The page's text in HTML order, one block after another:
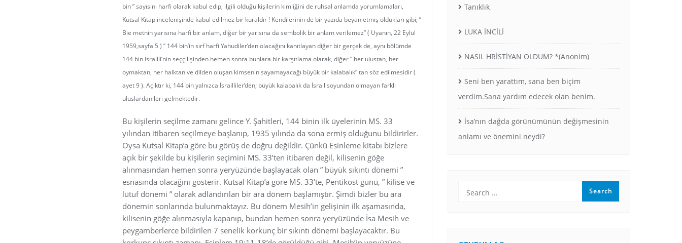
bin ” sayısını harfi olarak kabul edip, ilgili olduğu kişilerin kimliğini de ruhsal anlamda yorumlamaları,
Kutsal Kitap incelenişinde kabul edilmez bir kuraldır ! Kendilerinin de bir yazıda beyan etmiş oldukları gibi; ”
Bie metnin yarısına harfi bir anlam, diğer bir yarısına da sembolik bir anlam verilemez” ( Uyanın, 22 Eylül
1959,sayfa 5 ) ” 144 bin’in sırf harfi Yahudiler’den olacağını kanıtlayan diğer bir gerçek de, aynı bölümde
144 bin İsrailli’nin seççilişinden hemen sonra bunlara bir karşıtlama olarak, diğer ” her ulustan, her
oymaktan, her halktan ve dilden oluşan kimsenin sayamayacağı büyük bir kalabalık” tan söz edilmesidir (
ayet 9 ). Açıktır ki, 144 bin yalnızca İsrailliler’den; büyük kalabalık da İsrail soyundan olmayan farklı
uluslardanileri gelmektedir.
Bu kişilerin seçilme zamanı gelince Y. Şahitleri, 144 binin ilk üyelerinin MS. 33
yılından itibaren seçilmeye başlanıp, 1935 yılında da sona ermiş olduğunu bildirirler.
Oysa Kutsal Kitap’a göre bu görüş de doğru değildir. Çünkü Esinleme kitabı bizlere
açık bir şekilde bu kişilerin seçimini MS. 33’ten itibaren değil, kilisenin göğe
alınmasından hemen sonra yeryüzünde başlayacak olan ” büyük sıkıntı dönemi ”
esnasında olacağını gösterir. Kutsal Kitap’a göre MS. 33’te, Pentikost günü, ” kilise ve
lütuf dönemi ” olarak adlandırılan bir ara dönem başlamıştır. Şimdi bizler bu ara
dönemin sonlarında bulunmaktayız. Bu dönem Mesih’in gelişinin ilk aşamasında,
kilisenin göğe alınmasıyla kapanıp, bundan hemen sonra yeryüzünde İsa Mesih ve
peygamberlerce bildirilen 7 senelik korkunç bir sıkıntı dönemi başlayacaktır. Bu
Tanıklık
LUKA İNCİLİ
NASIL HRİSTİYAN OLDUM? *(Anonim)
Seni ben yarattım, sana ben biçim
verdim.Sana yardım edecek olan benim.
İsa’nın dağda görünümünün değişmesinin
anlamı ve önemini neydi?